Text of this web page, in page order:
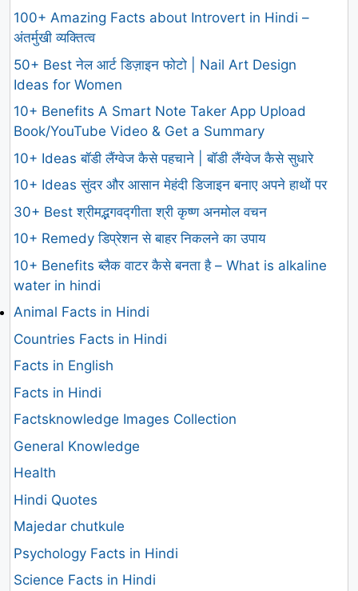
100+ Amazing Facts about Introvert in Hindi –
अंतर्मुखी व्यक्तित्व
50+ Best नेल आर्ट डिज़ाइन फोटो | Nail Art Design
Ideas for Women
10+ Benefits A Smart Note Taker App Upload
Book/YouTube Video & Get a Summary
10+ Ideas बॉडी लैंग्वेज कैसे पहचाने | बॉडी लैंग्वेज कैसे सुधारे
10+ Ideas सुंदर और आसान मेहंदी डिजाइन बनाए अपने हाथों पर
30+ Best श्रीमद्भगवद्गीता श्री कृष्ण अनमोल वचन
10+ Remedy डिप्रेशन से बाहर निकलने का उपाय
10+ Benefits ब्लैक वाटर कैसे बनता है – What is alkaline
water in hindi
Animal Facts in Hindi
Countries Facts in Hindi
Facts in English
Facts in Hindi
Factsknowledge Images Collection
General Knowledge
Health
Hindi Quotes
Majedar chutkule
Psychology Facts in Hindi
Science Facts in Hindi